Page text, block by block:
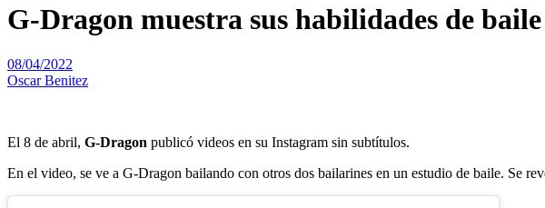
G-Dragon muestra sus habilidades de
08/04/2022
Oscar Benitez
El 8 de abril, G-Dragon publicó videos en su Instagram sin subtítulos.
En el video, se ve a G-Dragon bailando con otros dos bailarines en un estudio de baile. Se